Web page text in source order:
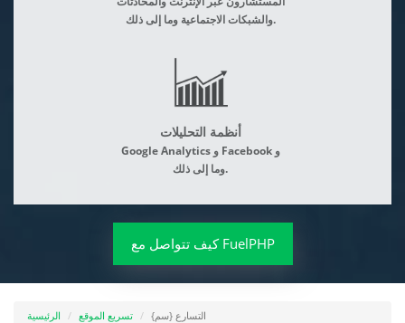
والشبكات الاجتماعية وما إلى ذلك.
أنظمة التحليلات
Google Analytics و Facebook و
وما إلى ذلك.
كيف تتواصل مع FuelPHP
الرئيسية تسريع الموقع التسارع {سم}